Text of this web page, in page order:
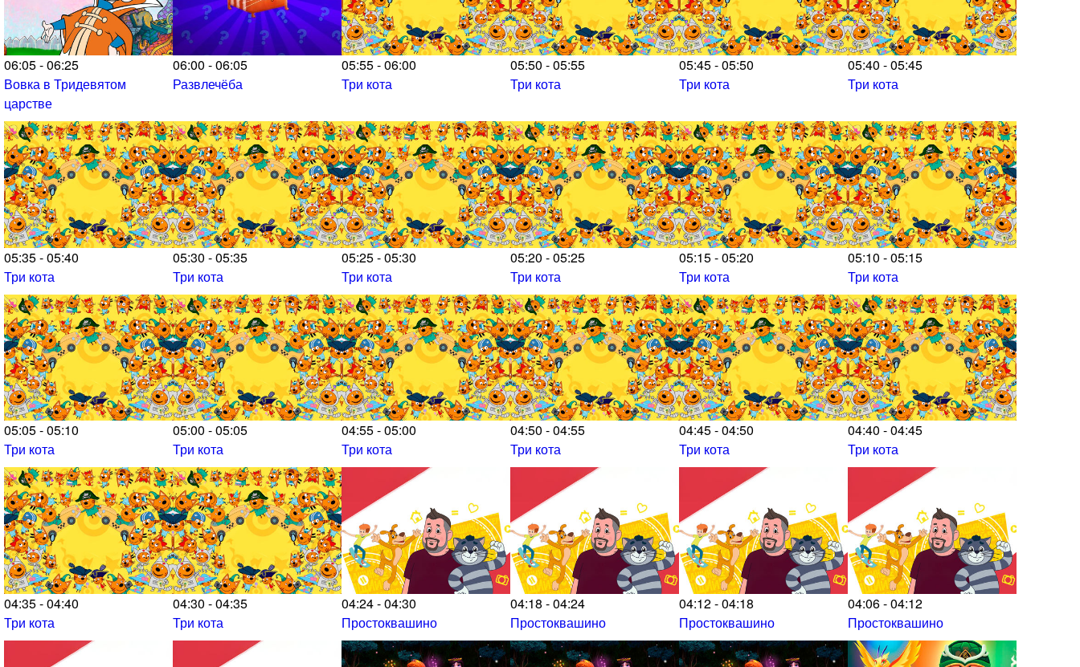
06:05 - 06:25
Вовка в Тридевятом
царстве
06:00 - 06:05
Развлечёба
05:55 - 06:00
Три кота
05:50 - 05:55
Три кота
05:45 - 05:50
Три кота
05:40 - 05:45
Три кота
05:35 - 05:40
Три кота
05:30 - 05:35
Три кота
05:25 - 05:30
Три кота
05:20 - 05:25
Три кота
05:15 - 05:20
Три кота
05:10 - 05:15
Три кота
05:05 - 05:10
Три кота
05:00 - 05:05
Три кота
04:55 - 05:00
Три кота
04:50 - 04:55
Три кота
04:45 - 04:50
Три кота
04:40 - 04:45
Три кота
04:35 - 04:40
Три кота
04:30 - 04:35
Три кота
04:24 - 04:30
Простоквашино
04:18 - 04:24
Простоквашино
04:12 - 04:18
Простоквашино
04:06 - 04:12
Простоквашино